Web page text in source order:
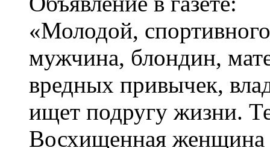
«Молодой,
мужчина, блондин,
вредных привычек,
ищет подругу жизни.
Восхищенная женщина